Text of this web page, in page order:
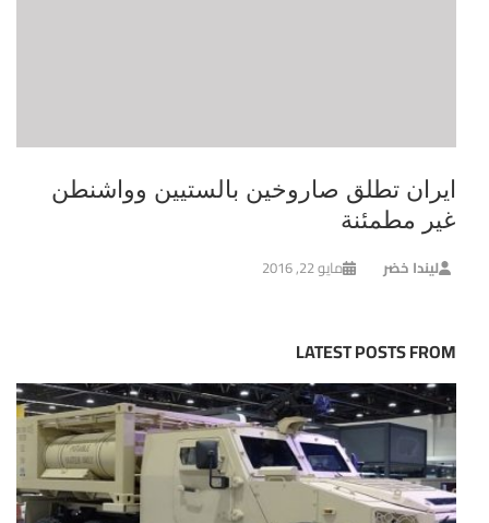
ايران تطلق صاروخين بالستيين وواشنطن
غير مطمئنة
ليندا خضر مايو 22, 2016
LATEST POSTS FROM